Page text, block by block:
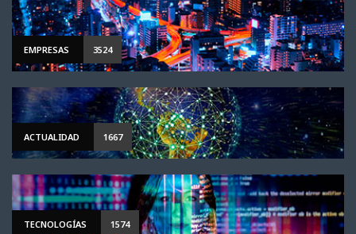
EMPRESAS 3524
ACTUALIDAD 1667
TECNOLOGÍAS 1574